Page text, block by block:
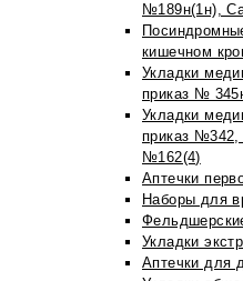
№189н(1н),
кишечном
Укладки
приказ №
Укладки
приказ №342,
№162(4)
Аптечки
Наборы для
Укладки
Аптечки для